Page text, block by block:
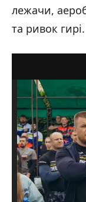
лежачи,
та ривок гирі.